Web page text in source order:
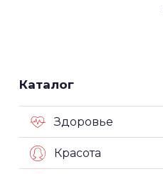
Каталог
Здоровье
Красота